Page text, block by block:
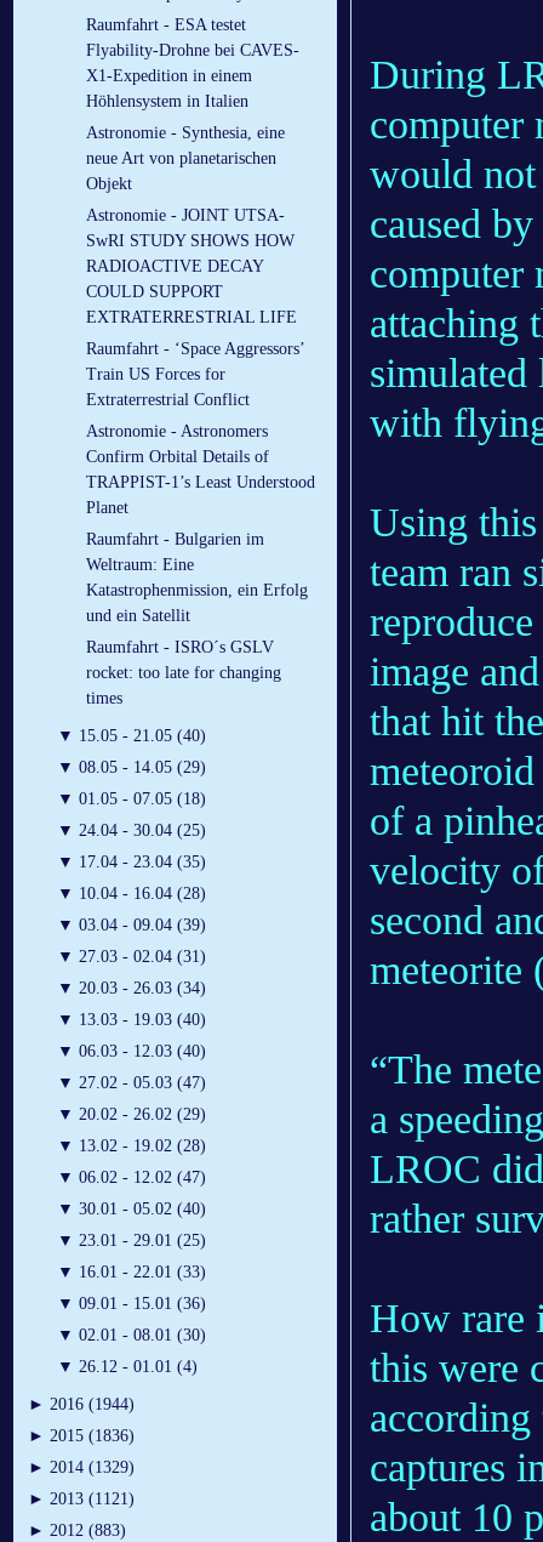
Raumfahrt - ESA testet
Flyability-Drohne bei CAVES-
X1-Expedition in einem
Höhlensystem in Italien
Astronomie - Synthesia, eine
neue Art von planetarischen
Objekt
Astronomie - JOINT UTSA-
SwRI STUDY SHOWS HOW
RADIOACTIVE DECAY
COULD SUPPORT
EXTRATERRESTRIAL LIFE
Raumfahrt - ‘Space Aggressors’
Train US Forces for
Extraterrestrial Conflict
Astronomie - Astronomers
Confirm Orbital Details of
TRAPPIST-1’s Least Understood
Planet
Raumfahrt - Bulgarien im
Weltraum: Eine
Katastrophenmission, ein Erfolg
und ein Satellit
Raumfahrt - ISRO´s GSLV
rocket: too late for changing
times
▼ 15.05 - 21.05 (40)
▼ 08.05 - 14.05 (29)
▼ 01.05 - 07.05 (18)
▼ 24.04 - 30.04 (25)
▼ 17.04 - 23.04 (35)
▼ 10.04 - 16.04 (28)
▼ 03.04 - 09.04 (39)
▼ 27.03 - 02.04 (31)
▼ 20.03 - 26.03 (34)
▼ 13.03 - 19.03 (40)
▼ 06.03 - 12.03 (40)
▼ 27.02 - 05.03 (47)
▼ 20.02 - 26.02 (29)
▼ 13.02 - 19.02 (28)
▼ 06.02 - 12.02 (47)
▼ 30.01 - 05.02 (40)
▼ 23.01 - 29.01 (25)
▼ 16.01 - 22.01 (33)
▼ 09.01 - 15.01 (36)
▼ 02.01 - 08.01 (30)
▼ 26.12 - 01.01 (4)
► 2016 (1944)
► 2015 (1836)
► 2014 (1329)
► 2013 (1121)
► 2012 (883)
During
computer
would
caused
computer
attaching
simulated
with
Using
team ran
image
that hit
of a
velocity
second
meteorite
“The
a
LROC
rather
How rare
this were
captures
about 10